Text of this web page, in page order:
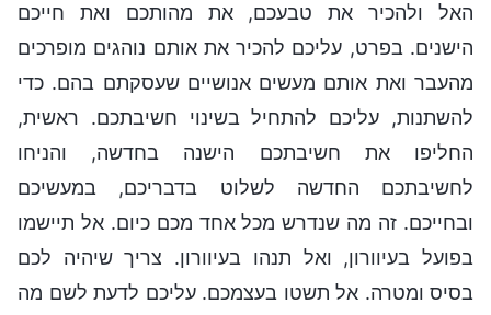
האל ולהכיר את טבעכם, את מהותכם ואת חייכם
הישנים. בפרט, עליכם להכיר את אותם נוהגים מופרכים
מהעבר ואת אותם מעשים אנושיים שעסקתם בהם. כדי
להשתנות, עליכם להתחיל בשינוי חשיבתכם. ראשית,
החליפו את חשיבתכם הישנה בחדשה, והניחו
לחשיבתכם החדשה לשלוט בדבריכם, במעשיכם
ובחייכם. זה מה שנדרש מכל אחד מכם כיום. אל תיישמו
בפועל בעיוורון, ואל תנהו בעיוורון. צריך שיהיה לכם
בסיס ומטרה. אל תשטו בעצמכם. עליכם לדעת לשם מה